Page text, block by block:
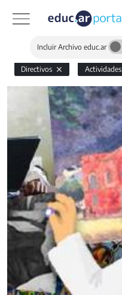
Incluir Archivo educ.ar
Directivos Actividades